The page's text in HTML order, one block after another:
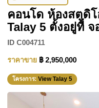
คอนโด ห้องสตูดิโ
Talay 5 ตั้งอยู่ที่ จ
ID C004711
ราคาขาย ฿ 2,950,000
โครงการ: View Talay 5